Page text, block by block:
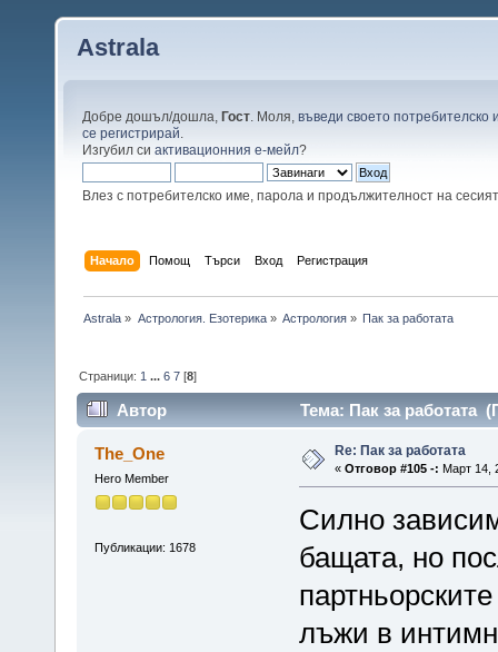
Astrala
Добре дошъл/дошла, Гост . Моля, въведи своето потребителско
се регистрирай
Изгубил си активационния е-мейл?
Влез с потребителско име, парола и продължителност на
Начало Помощ Търси Вход Регистрация
Astrala » Астрология. Езотерика» Астрология» Пак за работата
Страници: 1 ...6 7 [8]
Автор Тема: Пак за работата
The_One
Hero Member
Публикации: 1678
Re: Пак за работата
« Отговор #105 -: Март 14,
Силно
бащата, но
лъжи в